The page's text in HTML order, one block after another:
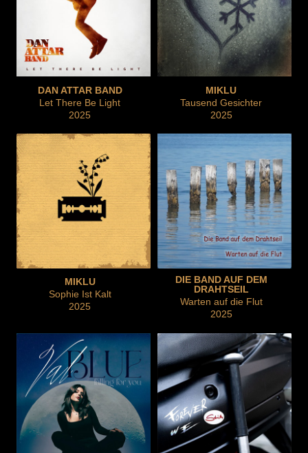
DAN ATTAR BAND
Let There Be Light
2025
MIKLU
Tausend Gesichter
2025
MIKLU
Sophie Ist Kalt
2025
DIE BAND AUF DEM
DRAHTSEIL
Warten auf die Flut
2025